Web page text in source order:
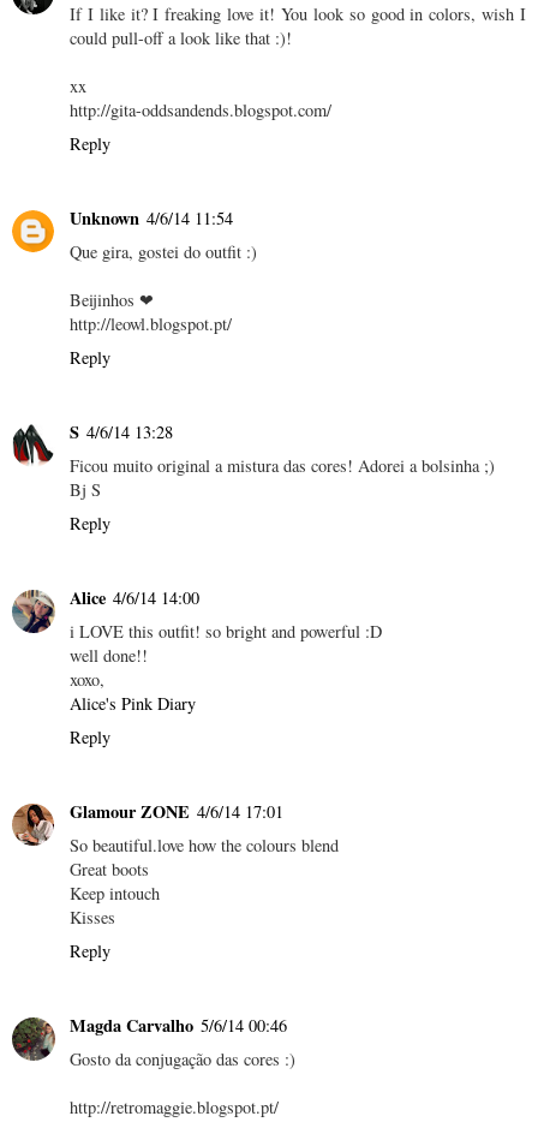
If I like it? I freaking love it! You look so good in colors, wish I
could pull-off a look like that :)!
xx
http://gita-oddsandends.blogspot.com/
Reply
Unknown 4/6/14 11:54
Que gira, gostei do outfit :)
Beijinhos ❤
http://leowl.blogspot.pt/
Reply
S 4/6/14 13:28
Ficou muito original a mistura das cores! Adorei a bolsinha ;)
Bj S
Reply
Alice 4/6/14 14:00
i LOVE this outfit! so bright and powerful :D
well done!!
xoxo,
Alice's Pink Diary
Reply
Glamour ZONE 4/6/14 17:01
So beautiful.love how the colours blend
Great boots
Keep intouch
Kisses
Reply
Magda Carvalho 5/6/14 00:46
Gosto da conjugação das cores :)
http://retromaggie.blogspot.pt/